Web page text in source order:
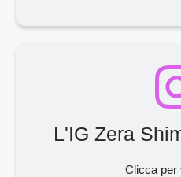
L'IG Zera
Clicca per